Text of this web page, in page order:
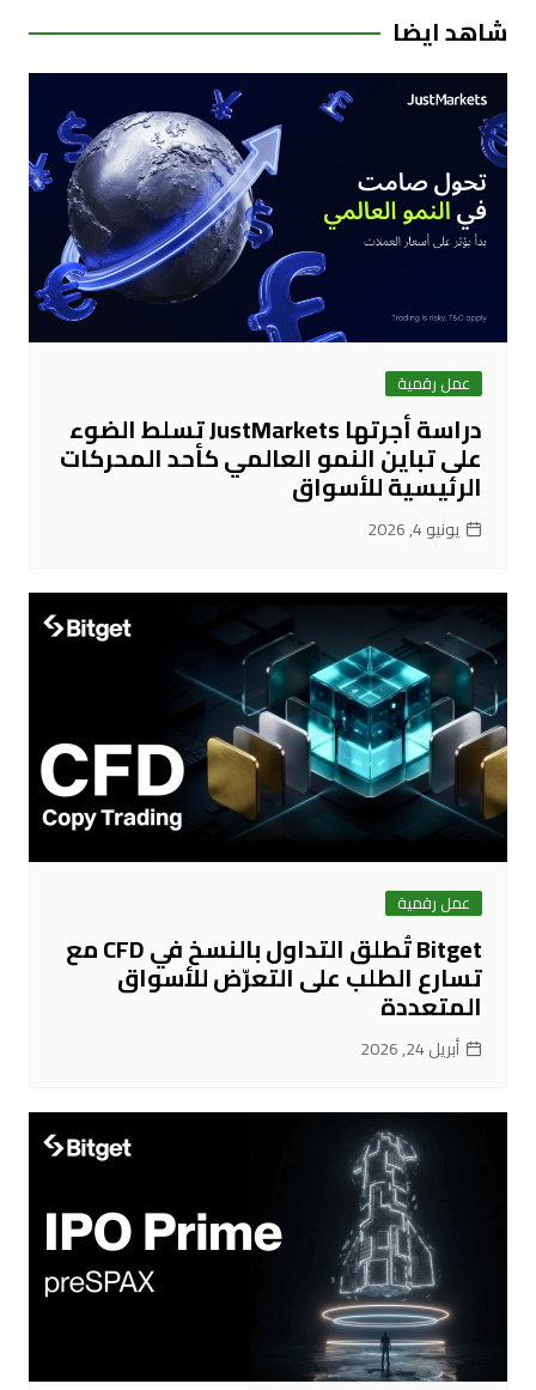
شاهد ايضا
عمل رقمية
دراسة أجرتها JustMarkets تسلط الضوء
على تباين النمو العالمي كأحد المحركات
الرئيسية للأسواق
يونيو 4, 2026
عمل رقمية
Bitget تُطلق التداول بالنسخ في CFD مع
تسارع الطلب على التعرّض للأسواق
المتعددة
أبريل 24, 2026